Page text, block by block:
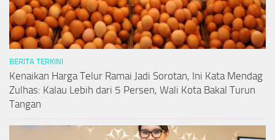
BERITA TERKINI
Kenaikan Harga Telur Ramai Jadi Sorotan, Ini Kata Mendag
Zulhas: Kalau Lebih dari 5 Persen, Wali Kota Bakal Turun
Tangan